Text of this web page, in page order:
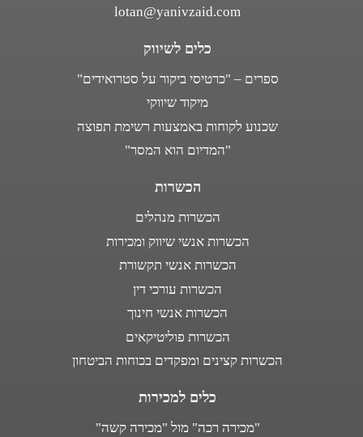
lotan@yanivzaid.com
כלים לשיווק
ספרים – "כרטיסי ביקור על סטרואידים"
מיקוד שיווקי
שכנוע לקוחות באמצעות רשימת תפוצה
"המדיום הוא המסר"
הכשרות
הכשרות מנהלים
הכשרות אנשי שיווק ומכירות
הכשרות אנשי תקשורת
הכשרות עורכי דין
הכשרות אנשי חינוך
הכשרות פוליטיקאים
הכשרות קצינים ומפקדים בכוחות הביטחון
כלים למכירות
"מכירה רכה" מול "מכירה קשה"